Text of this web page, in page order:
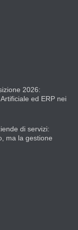
2026:
ed ERP nei
di servizi:
ma la gestione